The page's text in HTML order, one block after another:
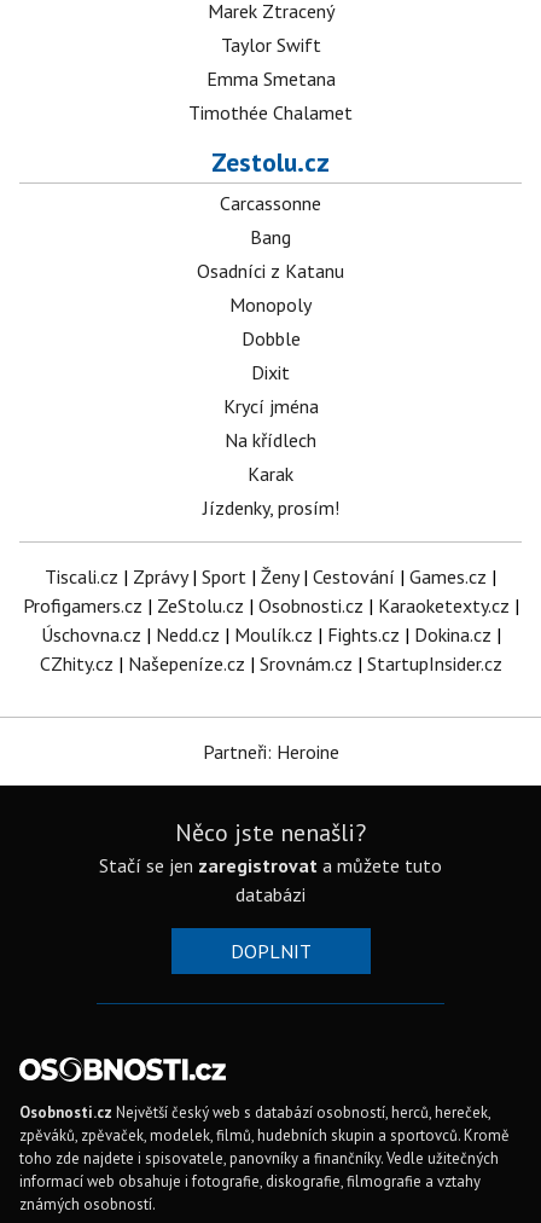
Marek Ztracený
Taylor Swift
Emma Smetana
Timothée Chalamet
Zestolu.cz
Carcassonne
Bang
Osadníci z Katanu
Monopoly
Dobble
Dixit
Krycí jména
Na křídlech
Karak
Jízdenky, prosím!
Tiscali.cz | Zprávy| Sport | Ženy| Cestování | Games.cz |
Profigamers.cz | ZeStolu.cz | Osobnosti.cz | Karaoketexty.cz |
Úschovna.cz | Nedd.cz | Moulík.cz | Fights.cz | Dokina.cz |
CZhity.cz | Našepeníze.cz | Srovnám.cz | StartupInsider.cz
Partneři: Heroine
Něco jste nenašli?
Stačí se jen zaregistrovat a můžete tuto
databázi
DOPLNIT
Osobnosti.cz Největší český web s databází osobností, herců, hereček,
zpěváků, zpěvaček, modelek, filmů, hudebních skupin a sportovců. Kromě
toho zde najdete i spisovatele, panovníky a finančníky. Vedle užitečných
informací web obsahuje i fotografie, diskografie, filmografie a vztahy
známých osobností.